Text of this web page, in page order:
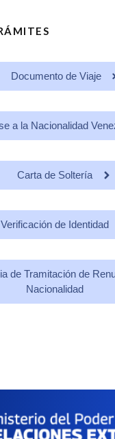
Documento de Viaje
a la Nacionalidad
Carta de Soltería
Verificación de Identidad
de Tramitación de
Nacionalidad